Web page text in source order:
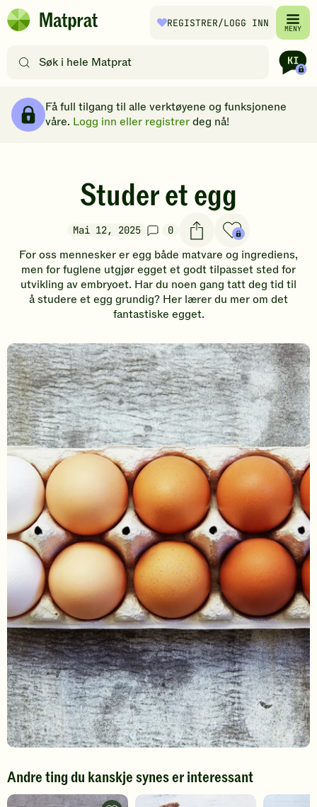
Hopp til hovedinnhold
Matprat
REGISTRER/LOGG INN MENY
etter
filtre
Få full tilgang til alle verktøyene og funksjonene
våre. Logg inn eller registrerdeg nå!
Studer et egg
Mai 12, 2025 0
For oss mennesker er egg både matvare og ingrediens,
men for fuglene utgjør egget et godt tilpasset sted for
utvikling av embryoet. Har du noen gang tatt deg tid til
å studere et egg grundig? Her lærer du mer om det
fantastiske egget.
Andre ting du kanskje synes er interessant